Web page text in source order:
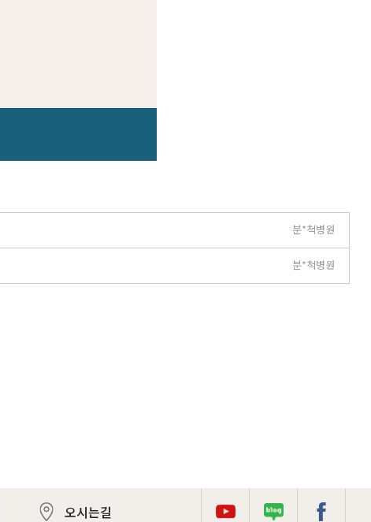
분*척병원
분*척병원
오시는길